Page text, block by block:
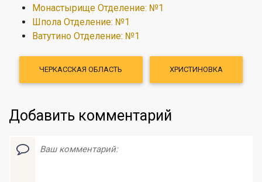
Монастырище Отделение: №1
Шпола Отделение: №1
Ватутино Отделение: №1
ЧЕРКАССКАЯ ОБЛАСТЬ ХРИСТИНОВКА
Добавить комментарий